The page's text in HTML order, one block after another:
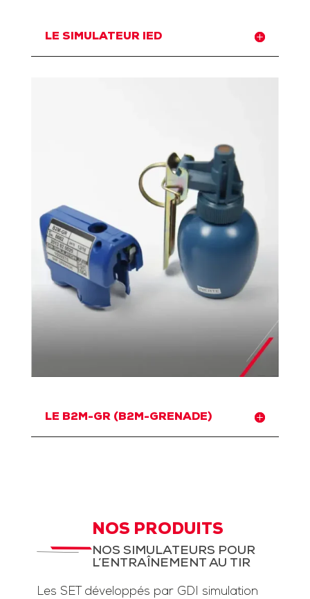
LE SIMULATEUR IED
LE B2M-GR (B2M-GRENADE)
NOS PRODUITS
NOS SIMULATEURS POUR
L’ENTRAÎNEMENT AU TIR
Les SET développés par GDI simulation